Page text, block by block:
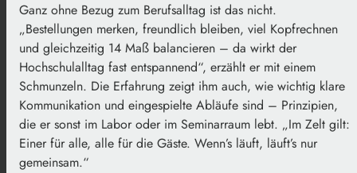
Ganz ohne Bezug zum Berufsalltag ist das nicht.
„Bestellungen merken, freundlich bleiben, viel Kopfrechnen
und gleichzeitig 14 Maß balancieren – da wirkt der
Hochschulalltag fast entspannend“, erzählt er mit einem
Schmunzeln. Die Erfahrung zeigt ihm auch, wie wichtig klare
Kommunikation und eingespielte Abläufe sind – Prinzipien,
die er sonst im Labor oder im Seminarraum lebt. „Im Zelt gilt:
Einer für alle, alle für die Gäste. Wenn’s läuft, läuft’s nur
gemeinsam.“